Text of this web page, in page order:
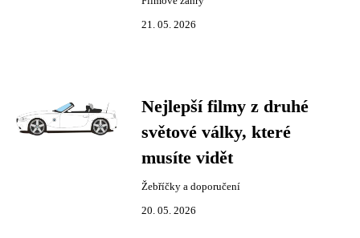
21. 05. 2026
Nejlepší filmy z druhé
světové války, které
musíte vidět
Žebříčky a doporučení
20. 05. 2026